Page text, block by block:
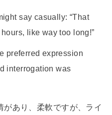
say casually: “That
like way too long!”
preferred expression
interrogation was
があり、柔軟ですが、ライ